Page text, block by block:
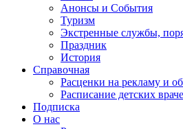
Анонсы и События
Туризм
Экстренные службы,
Праздник
История
Справочная
Расценки на рекламу и
Расписание детских
Подписка
О нас